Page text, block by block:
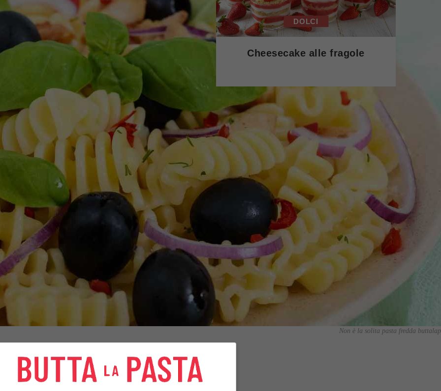
Non è la solita pasta fredda
non l’hai mai fatto. In realtà questo
caldo e quindi non esiste una stagione
DOLCI
Cheesecake alle fragole